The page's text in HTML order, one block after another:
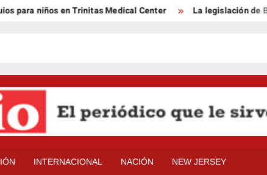
para niños en Trinitas Medical Center La legislación de
INTERNACIONAL NACIÓN NEW JERSEY